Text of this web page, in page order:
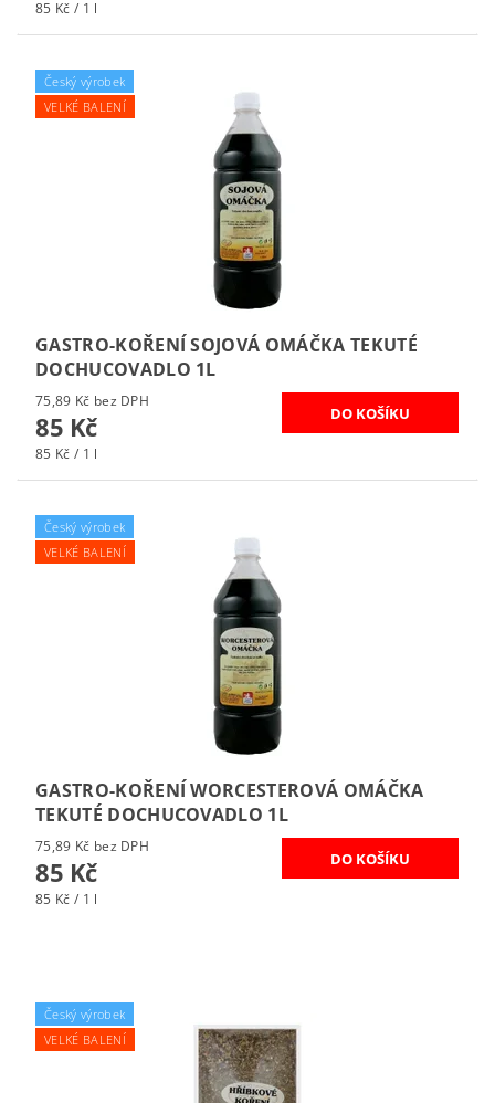
85 Kč / 1 l
Český výrobek
VELKÉ BALENÍ
GASTRO-KOŘENÍ SOJOVÁ OMÁČKA TEKUTÉ
DOCHUCOVADLO 1L
75,89 Kč bez DPH
85 Kč
85 Kč / 1 l
Český výrobek
VELKÉ BALENÍ
GASTRO-KOŘENÍ WORCESTEROVÁ OMÁČKA
TEKUTÉ DOCHUCOVADLO 1L
75,89 Kč bez DPH
85 Kč
85 Kč / 1 l
Český výrobek
VELKÉ BALENÍ